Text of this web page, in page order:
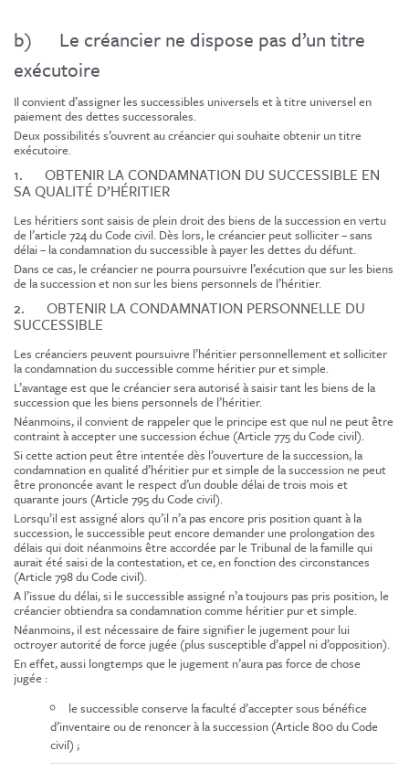
b) Le créancier ne dispose pas d’un titre
exécutoire
Il convient d’assigner les successibles universels et à titre universel en
paiement des dettes successorales.
Deux possibilités s’ouvrent au créancier qui souhaite obtenir un titre
exécutoire.
1. OBTENIR LA CONDAMNATION DU SUCCESSIBLE EN
SA QUALITÉ D’HÉRITIER
Les héritiers sont saisis de plein droit des biens de la succession en vertu
de l’article 724 du Code civil. Dès lors, le créancier peut solliciter – sans
délai – la condamnation du successible à payer les dettes du défunt.
Dans ce cas, le créancier ne pourra poursuivre l’exécution que sur les biens
de la succession et non sur les biens personnels de l’héritier.
2. OBTENIR LA CONDAMNATION PERSONNELLE DU
SUCCESSIBLE
Les créanciers peuvent poursuivre l’héritier personnellement et solliciter
la condamnation du successible comme héritier pur et simple.
L’avantage est que le créancier sera autorisé à saisir tant les biens de la
succession que les biens personnels de l’héritier.
Néanmoins, il convient de rappeler que le principe est que nul ne peut être
contraint à accepter une succession échue (Article 775 du Code civil).
Si cette action peut être intentée dès l’ouverture de la succession, la
condamnation en qualité d’héritier pur et simple de la succession ne peut
être prononcée avant le respect d’un double délai de trois mois et
quarante jours (Article 795 du Code civil).
Lorsqu’il est assigné alors qu’il n’a pas encore pris position quant à la
succession, le successible peut encore demander une prolongation des
délais qui doit néanmoins être accordée par le Tribunal de la famille qui
aurait été saisi de la contestation, et ce, en fonction des circonstances
(Article 798 du Code civil).
A l’issue du délai, si le successible assigné n’a toujours pas pris position, le
créancier obtiendra sa condamnation comme héritier pur et simple.
Néanmoins, il est nécessaire de faire signifier le jugement pour lui
octroyer autorité de force jugée (plus susceptible d’appel ni d’opposition).
En effet, aussi longtemps que le jugement n’aura pas force de chose
jugée :
le successible conserve la faculté d’accepter sous bénéfice
d’inventaire ou de renoncer à la succession (Article 800 du Code
civil) ;